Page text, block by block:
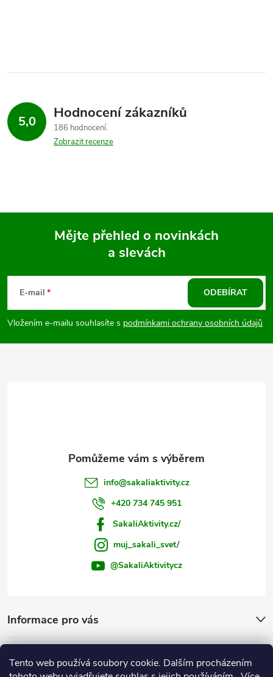
Tento web používá soubory cookie. Dalším procházením
5,0 Hodnocení zákazníků
186 hodnocení
Zobrazit recenze
p
Mějte přehled o novinkách
a slevách
E-mail
Vložením e-mailu souhlasíte s podmínkami ochrany osobních údajů
ODEBÍRAT
info@sakaliaktivity.cz
+420 734 745 951
SakaliAktivity.cz/
muj_sakali_svet/
@SakaliAktivitycz
Informace pro vás